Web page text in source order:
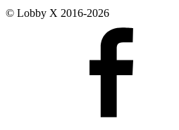
© Lobby X 2016-2026